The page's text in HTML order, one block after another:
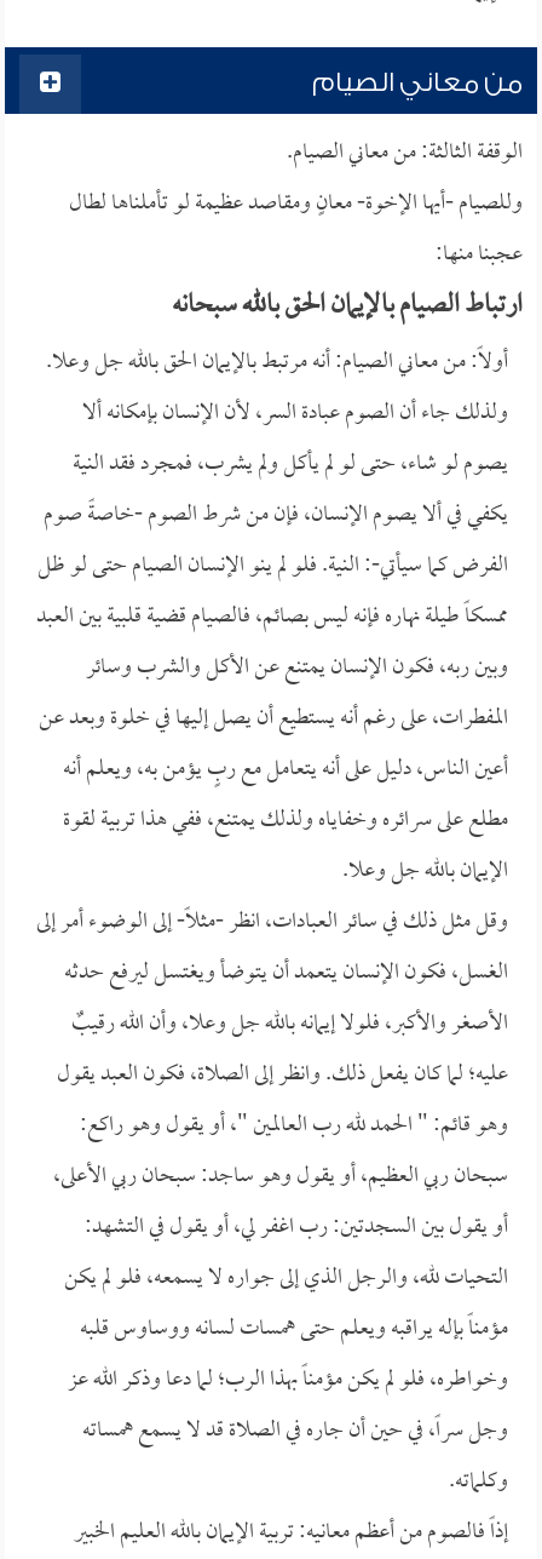
من معاني الصيام
الوقفة الثالثة: من معاني الصيام.
وللصيام -أيها الإخوة- معانٍ ومقاصد عظيمة لو تأملناها لطال
عجبنا منها:
ارتباط الصيام بالإيمان الحق بالله سبحانه
أولاً: من معاني الصيام: أنه مرتبط بالإيمان الحق بالله جل وعلا.
ولذلك جاء أن الصوم عبادة السر، لأن الإنسان بإمكانه ألا
يصوم لو شاء، حتى لو لم يأكل ولم يشرب، فمجرد فقد النية
يكفي في ألا يصوم الإنسان، فإن من شرط الصوم -خاصةً صوم
الفرض كما سيأتي-: النية. فلو لم ينو الإنسان الصيام حتى لو ظل
ممسكاً طيلة نهاره فإنه ليس بصائم، فالصيام قضية قلبية بين العبد
وبين ربه، فكون الإنسان يمتنع عن الأكل والشرب وسائر
المفطرات، على رغم أنه يستطيع أن يصل إليها في خلوة وبعد عن
أعين الناس، دليل على أنه يتعامل مع ربٍ يؤمن به، ويعلم أنه
مطلع على سرائره وخفاياه ولذلك يمتنع، ففي هذا تربية لقوة
الإيمان بالله جل وعلا.
وقل مثل ذلك في سائر العبادات، انظر -مثلاً- إلى الوضوء أمر إلى
الغسل، فكون الإنسان يتعمد أن يتوضأ ويغتسل ليرفع حدثه
الأصغر والأكبر، فلولا إيمانه بالله جل وعلا، وأن الله رقيبٌ
عليه؛ لما كان يفعل ذلك. وانظر إلى الصلاة، فكون العبد يقول
وهو قائم: " الحمد لله رب العالمين "، أو يقول وهو راكع:
سبحان ربي العظيم، أو يقول وهو ساجد: سبحان ربي الأعلى،
أو يقول بين السجدتين: رب اغفر لي، أو يقول في التشهد:
التحيات لله، والرجل الذي إلى جواره لا يسمعه، فلو لم يكن
مؤمناً بإله يراقبه ويعلم حتى همسات لسانه ووساوس قلبه
وخواطره، فلو لم يكن مؤمناً بهذا الرب؛ لما دعا وذكر الله عز
وجل سراً، في حين أن جاره في الصلاة قد لا يسمع همساته
وكلماته.
إذاً فالصوم من أعظم معانيه: تربية الإيمان بالله العليم الخبير